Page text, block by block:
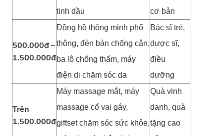
tinh dầu
cơ bản
500.000đ –
1.500.000đ
Đồng hồ thông minh phổ
thông, đèn bàn chống cận,
ba lô chống thấm, máy
điện di chăm sóc da
Bác sĩ trẻ,
dược sĩ,
điều
dưỡng
Trên
1.500.000đ
Máy massage mắt, máy
massage cổ vai gáy,
giftset chăm sóc sức khỏe,
Quà vinh
danh, quà
tặng cao